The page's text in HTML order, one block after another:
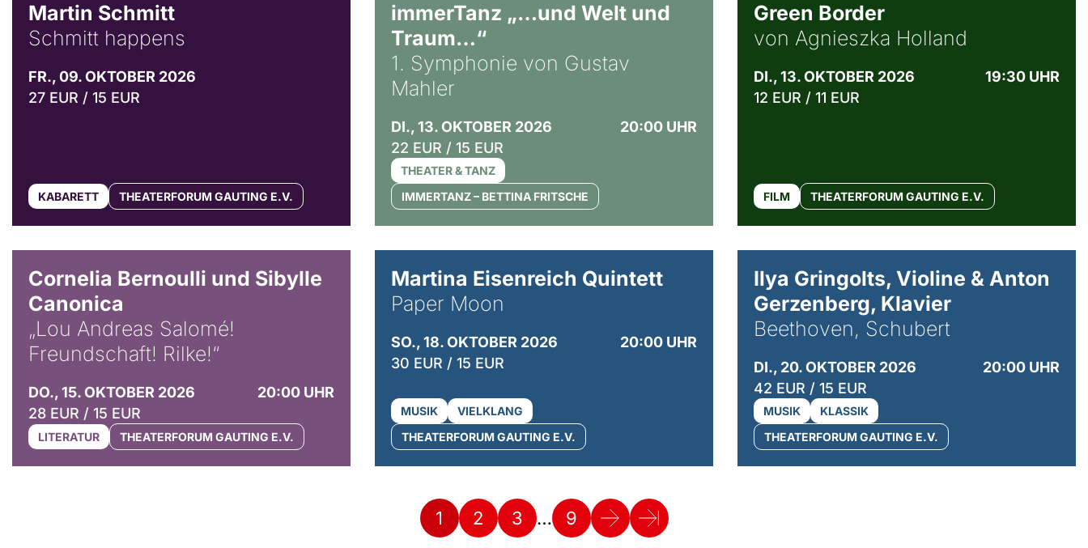
Martin Schmitt
Schmitt happens
FR., 09. OKTOBER 2026
27 EUR / 15 EUR
KABARETT THEATERFORUM GAUTING E.V.
immerTanz „…und Welt und
Traum…“
1. Symphonie von Gustav
Mahler
DI., 13. OKTOBER 2026
20:00 UHR
22 EUR / 15 EUR
THEATER & TANZ
IMMERTANZ – BETTINA FRITSCHE
Green Border
von Agnieszka Holland
DI., 13. OKTOBER 2026
19:30 UHR
12 EUR / 11 EUR
FILM THEATERFORUM GAUTING E.V.
Cornelia Bernoulli und Sibylle
Canonica
„Lou Andreas Salomé!
Freundschaft! Rilke!“
DO., 15. OKTOBER 2026
20:00 UHR
28 EUR / 15 EUR
LITERATUR THEATERFORUM GAUTING E.V.
Martina Eisenreich Quintett
Paper Moon
SO., 18. OKTOBER 2026
20:00 UHR
30 EUR / 15 EUR
MUSIK
VIELKLANG
THEATERFORUM GAUTING E.V.
Ilya Gringolts, Violine & Anton
Gerzenberg, Klavier
Beethoven, Schubert
DI., 20. OKTOBER 2026
20:00 UHR
42 EUR / 15 EUR
MUSIK
KLASSIK
THEATERFORUM GAUTING E.V.
1 2 3 … 9